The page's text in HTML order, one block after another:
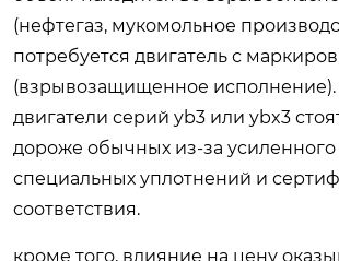
(нефтегаз, мукомольное
потребуется двигатель с
(взрывозащищенное исполнение).
двигатели серий yb3 или ybx3
дороже обычных из-за усиленного
специальных уплотнений и
соответствия.
кроме того, влияние на цену